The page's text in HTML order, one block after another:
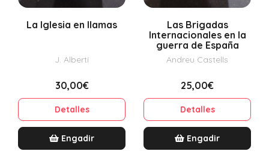
La Iglesia en llamas
J. Albertí
30,00€
Detalles
Engadir
Las Brigadas
Internacionales en la
guerra de España
Andreu Castells
25,00€
Detalles
Engadir